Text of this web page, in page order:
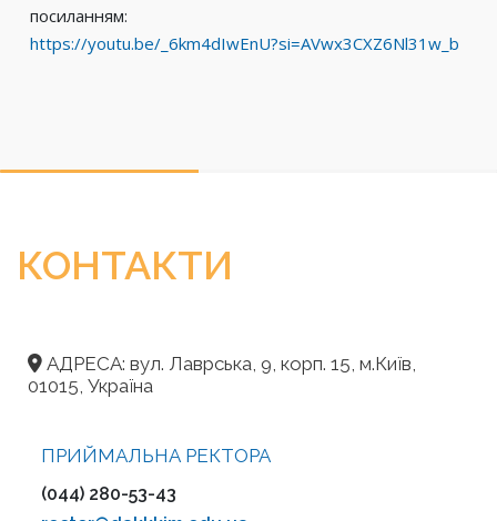
посиланням:
https://youtu.be/_6km4dIwEnU?si=AVwx3CXZ6Nl31w_b
КОНТАКТИ
АДРЕСА: вул. Лаврська, 9, корп. 15, м.Київ,
01015, Україна
ПРИЙМАЛЬНА РЕКТОРА
(044) 280-53-43